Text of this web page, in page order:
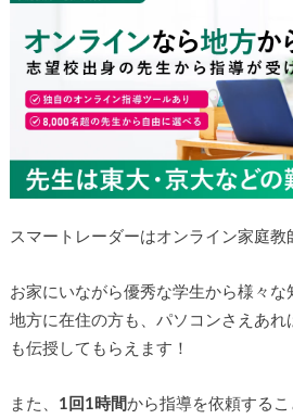
スマートレーダーはオンライン家庭教
お家にいながら優秀な学生から様々な
地方に在住の方も、パソコンさえあ
も伝授してもらえます！
また、 1回1時間から指導を依頼する